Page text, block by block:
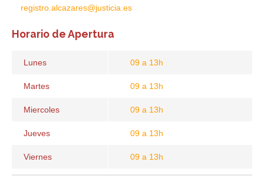
registro.alcazares@justicia.es
Horario de Apertura
Lunes 09 a 13h
Martes 09 a 13h
Miercoles 09 a 13h
Jueves 09 a 13h
Viernes 09 a 13h